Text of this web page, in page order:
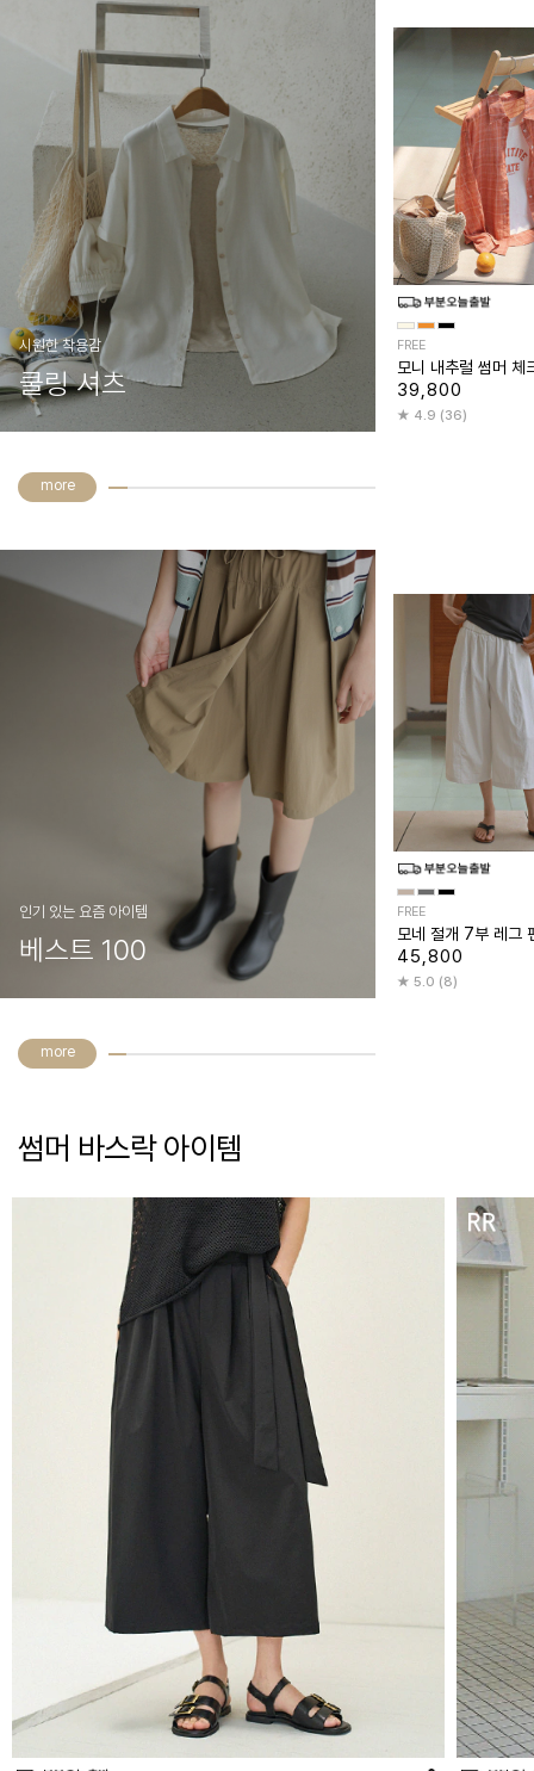
시원한 착용감
쿨링 셔츠
FREE
모니 내추럴 썸머 체
39,800
4.9 (36)
more
인기 있는 요즘 아이템
베스트 100
FREE
모네 절개 7부 레그
45,800
5.0 (8)
more
썸머 바스락 아이템